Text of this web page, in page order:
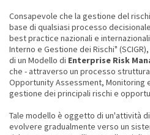
Consapevole che la gestione del
base di qualsiasi processo
best practice nazionali e
Interno e Gestione dei Rischi"
di un Modello di Enterprise Risk
che - attraverso un processo
Opportunity Assessment, Monitoring
gestione dei principali rischi e
Tale modello è oggetto di un'attività
evolvere gradualmente verso un